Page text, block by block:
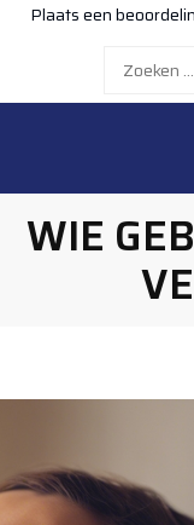
Plaats een
Zoeken
WIE